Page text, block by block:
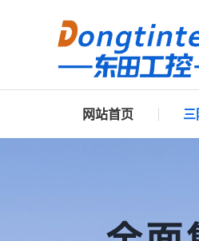
网站首页